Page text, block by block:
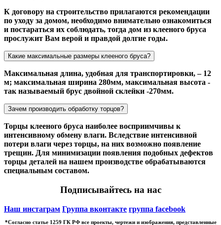
К договору на строительство прилагаются рекомендации
по уходу за домом, необходимо внимательно ознакомиться
и постараться их соблюдать, тогда дом из клееного бруса
прослужит Вам верой и правдой долгие годы.
Какие максимальные размеры клееного бруса?
Максимальная длина, удобная для транспортировки, – 12
м; максимальная ширина 280мм, максимальная высота -
так называемый брус двойной склейки -270мм.
Зачем производить обработку торцов?
Торцы клееного бруса наиболее восприимчивы к
интенсивному обмену влаги. Вследствие интенсивной
потери влаги через торцы, на них возможно появление
трещин. Для минимизации появления подобных дефектов
торцы деталей на нашем производстве обрабатываются
специальным составом.
Подписывайтесь на нас
Наш инстаграм Группа вконтакте группа facebook
*Cогласно статье 1259 ГК РФ все проекты, чертежи и изображения, представленные